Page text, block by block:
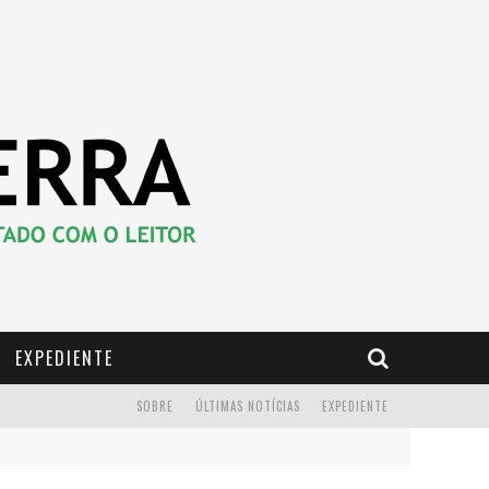
EXPEDIENTE
EXPEDIENTE
ÚLTIMAS NOTÍCIAS
SOBRE